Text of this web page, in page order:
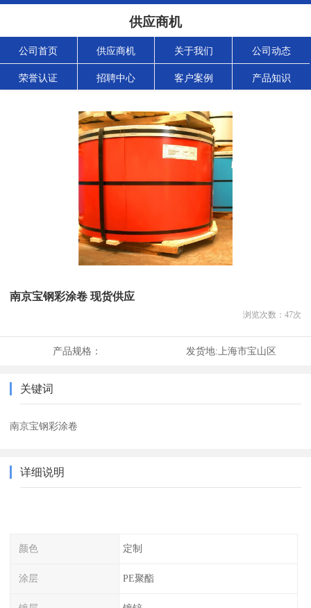
供应商机
公司首页 供应商机 关于我们 公司动态
荣誉认证 招聘中心 客户案例 产品知识
南京宝钢彩涂卷 现货供应
浏览次数： 47次
产品规格： 发货地: 上海市宝山区
关键词
南京宝钢彩涂卷
详细说明
颜色 定制
涂层 PE聚酯